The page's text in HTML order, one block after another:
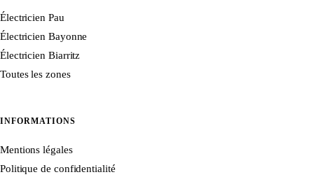
Électricien Pau
Électricien Bayonne
Électricien Biarritz
Toutes les zones
INFORMATIONS
Mentions légales
Politique de confidentialité